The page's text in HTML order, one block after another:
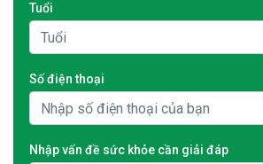
Tuổi
Số điện thoại
Nhập vấn đề sức khỏe cần giải đáp